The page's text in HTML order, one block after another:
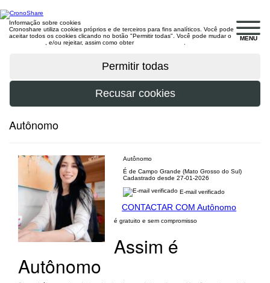
MENU
Informação sobre cookies
Cronoshare utiliza cookies próprios e de terceiros para fins analíticos. Você pode
aceitar todos os cookies clicando no botão "Permitir todas". Você pode mudar o
, e/ou rejeitar, assim como obter
Autônomo
Autônomo
É de Campo Grande (Mato Grosso do Sul)
Cadastrado desde 27-01-2026
E-mail verificado
CONTACTAR COM Autônomo
é gratuito e sem compromisso
Assim é
Autônomo